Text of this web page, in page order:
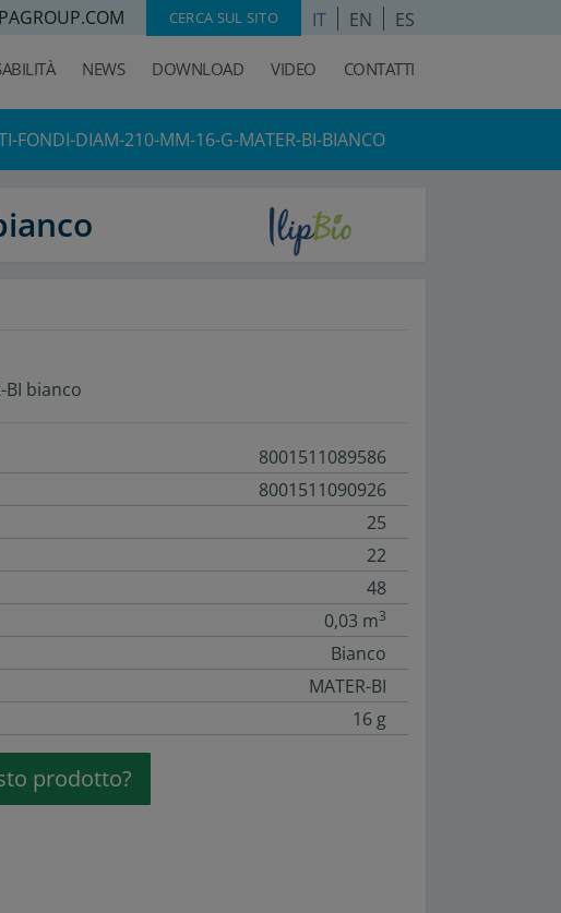
IT EN ES
CERCA SUL SITO
NEWS DOWNLOAD VIDEO CONTATTI
FONDI-DIAM-210-MM-16-G-MATER-BI-BIANCO
BI bianco
8001511089586
8001511090926
25
22
48
0,03 m3
Bianco
MATER-BI
16 g
prodotto?